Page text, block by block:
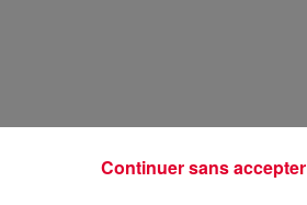
Continuer sans accepter